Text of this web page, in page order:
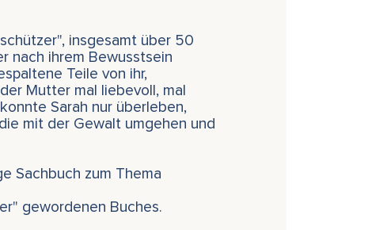
insgesamt über 50
nach ihrem Bewusstsein
Teile von ihr,
Mutter mal liebevoll, mal
Sarah nur überleben,
mit der Gewalt umgehen und
Sachbuch zum Thema
gewordenen Buches.